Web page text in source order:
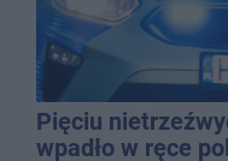
Pięciu
wpadło w ręce